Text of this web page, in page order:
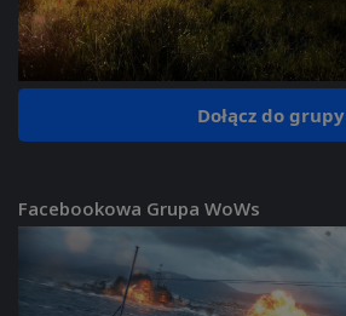
Dołącz do grupy
Facebookowa Grupa WoWs